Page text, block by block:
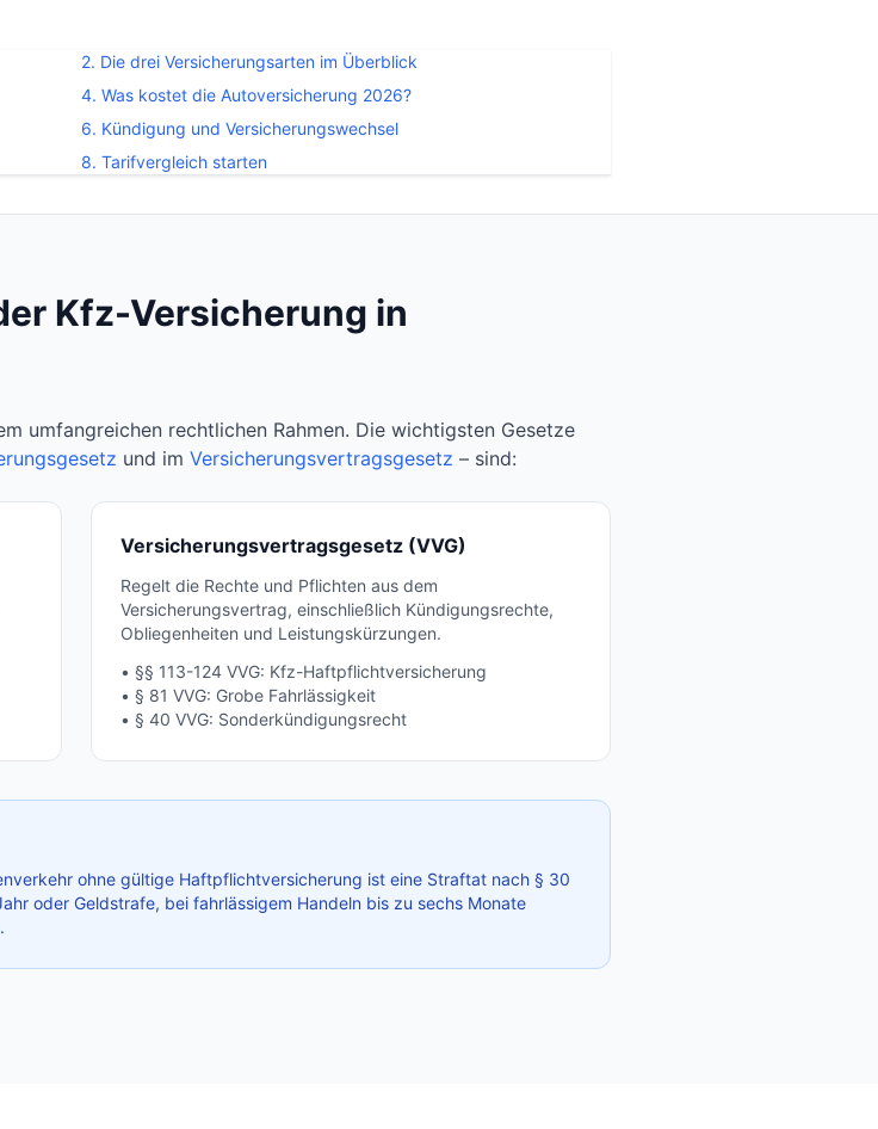
2. Die drei Versicherungsarten im Überblick
4. Was kostet die Autoversicherung 2026?
6. Kündigung und Versicherungswechsel
8. Tarifvergleich starten
Kfz-Versicherung in
umfangreichen rechtlichen Rahmen. Die wichtigsten Gesetze
und im Versicherungsvertragsgesetz – sind:
Versicherungsvertragsgesetz (VVG)
Regelt die Rechte und Pflichten aus dem
Versicherungsvertrag, einschließlich Kündigungsrechte,
Obliegenheiten und Leistungskürzungen.
• §§ 113-124 VVG: Kfz-Haftpflichtversicherung
• § 81 VVG: Grobe Fahrlässigkeit
• § 40 VVG: Sonderkündigungsrecht
ohne gültige Haftpflichtversicherung ist eine Straftat nach § 30
oder Geldstrafe, bei fahrlässigem Handeln bis zu sechs Monate